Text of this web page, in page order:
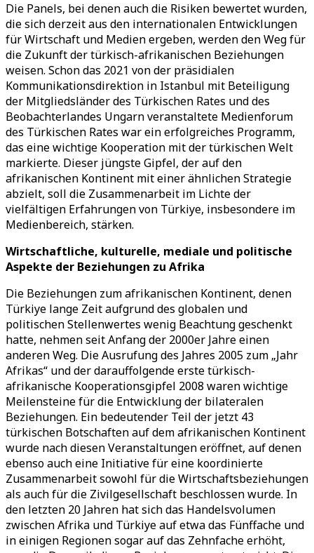
Die Panels, bei denen auch die Risiken bewertet wurden,
die sich derzeit aus den internationalen Entwicklungen
für Wirtschaft und Medien ergeben, werden den Weg für
die Zukunft der türkisch-afrikanischen Beziehungen
weisen. Schon das 2021 von der präsidialen
Kommunikationsdirektion in Istanbul mit Beteiligung
der Mitgliedsländer des Türkischen Rates und des
Beobachterlandes Ungarn veranstaltete Medienforum
des Türkischen Rates war ein erfolgreiches Programm,
das eine wichtige Kooperation mit der türkischen Welt
markierte. Dieser jüngste Gipfel, der auf den
afrikanischen Kontinent mit einer ähnlichen Strategie
abzielt, soll die Zusammenarbeit im Lichte der
vielfältigen Erfahrungen von Türkiye, insbesondere im
Medienbereich, stärken.
Wirtschaftliche, kulturelle, mediale und politische
Aspekte der Beziehungen zu Afrika
Die Beziehungen zum afrikanischen Kontinent, denen
Türkiye lange Zeit aufgrund des globalen und
politischen Stellenwertes wenig Beachtung geschenkt
hatte, nehmen seit Anfang der 2000er Jahre einen
anderen Weg. Die Ausrufung des Jahres 2005 zum „Jahr
Afrikas“ und der darauffolgende erste türkisch-
afrikanische Kooperationsgipfel 2008 waren wichtige
Meilensteine ​für die Entwicklung der bilateralen
Beziehungen. Ein bedeutender Teil der jetzt 43
türkischen Botschaften auf dem afrikanischen Kontinent
wurde nach diesen Veranstaltungen eröffnet, auf denen
ebenso auch eine Initiative für eine koordinierte
Zusammenarbeit sowohl für die Wirtschaftsbeziehungen
als auch für die Zivilgesellschaft beschlossen wurde. In
den letzten 20 Jahren hat sich das Handelsvolumen
zwischen Afrika und Türkiye auf etwa das Fünffache und
in einigen Regionen sogar auf das Zehnfache erhöht,